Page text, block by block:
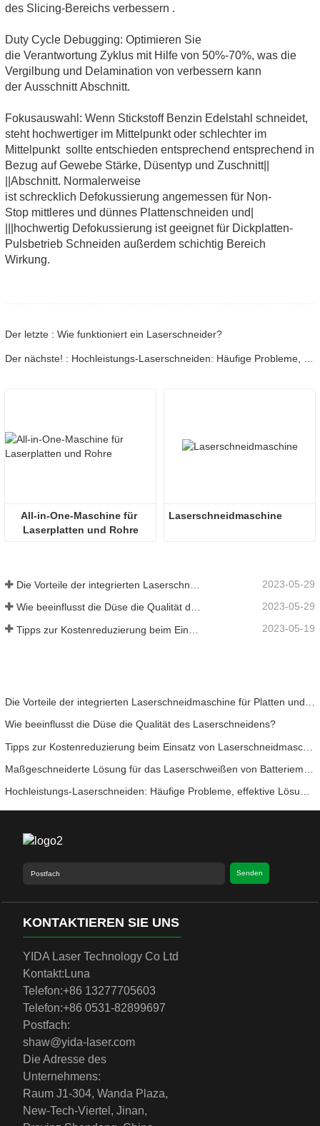
des Slicing-Bereichs verbessern .
Duty Cycle Debugging: Optimieren Sie
die Verantwortung Zyklus mit Hilfe von 50%-70%, was die
Vergilbung und Delamination von verbessern kann
der Ausschnitt Abschnitt.
Fokusauswahl: Wenn Stickstoff Benzin Edelstahl schneidet,
steht hochwertiger im Mittelpunkt oder schlechter im
Mittelpunkt sollte entschieden entsprechend entsprechend in
Bezug auf Gewebe Stärke, Düsentyp und Zuschnitt||
||Abschnitt. Normalerweise
ist schrecklich Defokussierung angemessen für Non-
Stop mittleres und dünnes Plattenschneiden und|
|||hochwertig Defokussierung ist geeignet für Dickplatten-
Pulsbetrieb Schneiden außerdem schichtig Bereich
Wirkung.
Der letzte : Wie funktioniert ein Laserschneider?
All-in-One-Maschine für
Laserplatten und Rohre
Laserschneidmaschine
2023-05-29
Wie beeinflusst die Düse die Qualität des Laserschneidens? 2023-05-29
2023-05-19
Wie beeinflusst die Düse die Qualität des Laserschneidens?
Hochleistungs-Laserschneiden: Häufige Probleme, effektive Lösungen
Senden
KONTAKTIEREN SIE UNS
YIDA Laser Technology Co Ltd
Kontakt: Luna
Telefon:+86 13277705603
Telefon:+86 0531-82899697
Postfach:
shaw@yida-laser.com
Die Adresse des
Unternehmens:
Raum J1-304, Wanda Plaza,
New-Tech-Viertel, Jinan,